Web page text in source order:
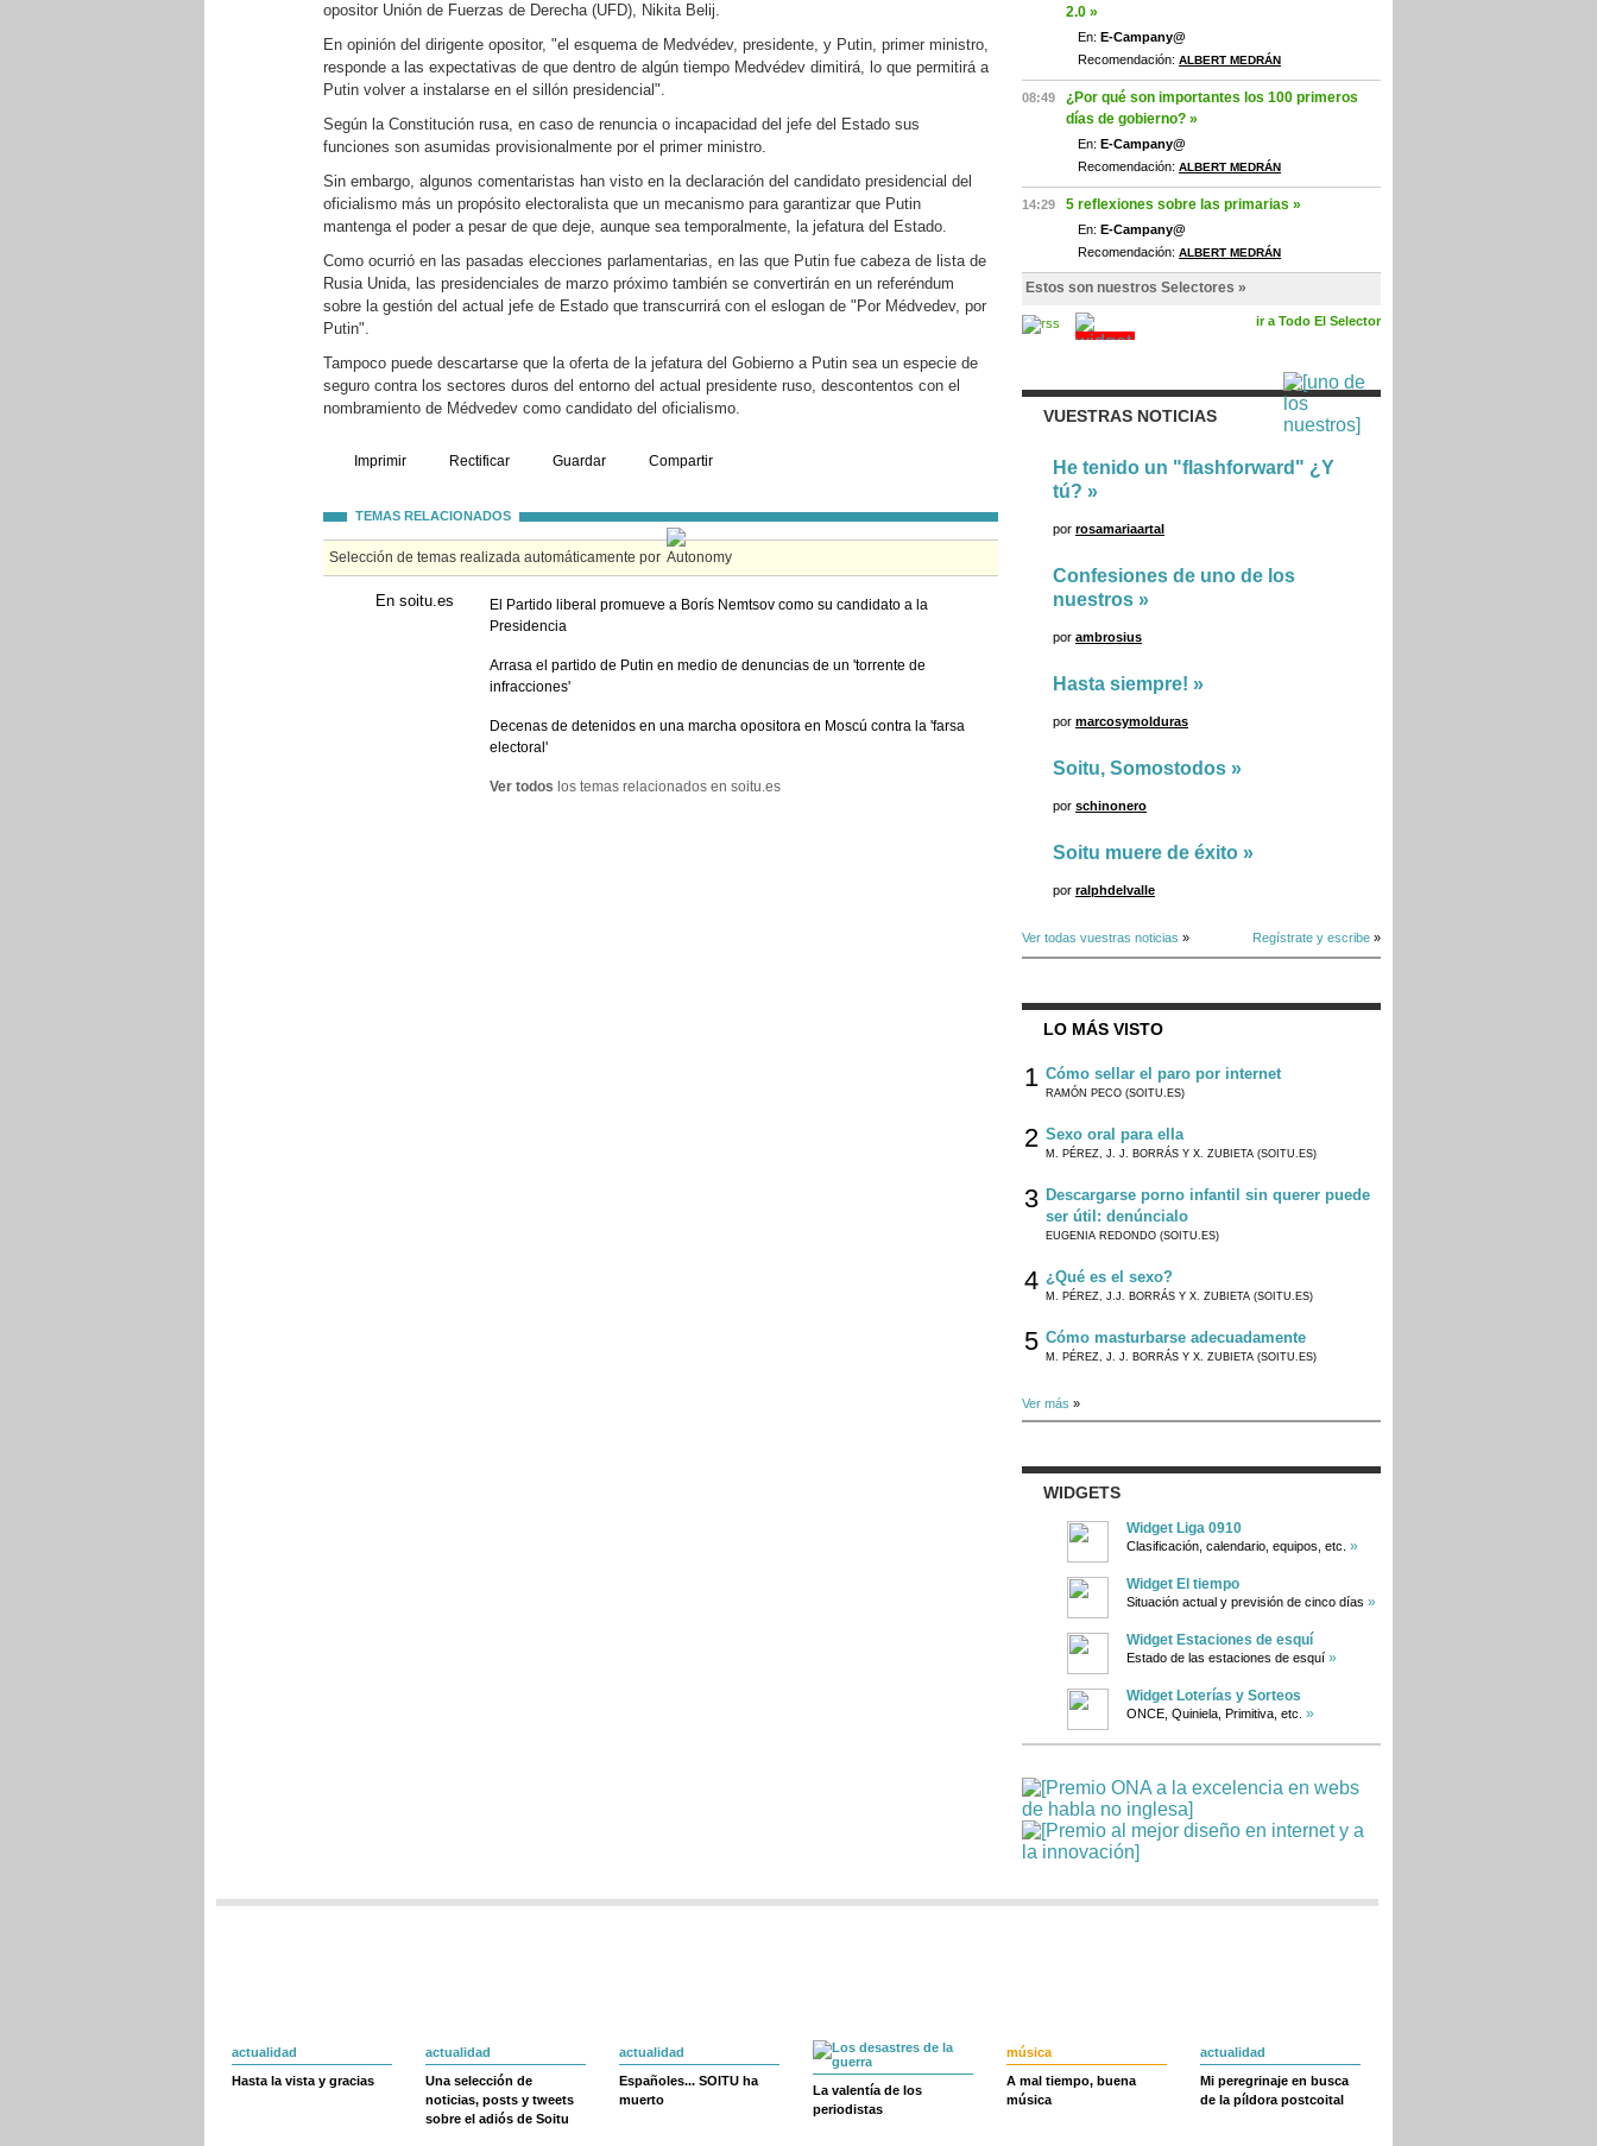
opositor Unión de Fuerzas de Derecha (UFD), Nikita Belij.
En opinión del dirigente opositor, "el esquema de Medvédev, presidente, y Putin, primer ministro,
responde a las expectativas de que dentro de algún tiempo Medvédev dimitirá, lo que permitirá a
Putin volver a instalarse en el sillón presidencial".
Según la Constitución rusa, en caso de renuncia o incapacidad del jefe del Estado sus
funciones son asumidas provisionalmente por el primer ministro.
Sin embargo, algunos comentaristas han visto en la declaración del candidato presidencial del
oficialismo más un propósito electoralista que un mecanismo para garantizar que Putin
mantenga el poder a pesar de que deje, aunque sea temporalmente, la jefatura del Estado.
Como ocurrió en las pasadas elecciones parlamentarias, en las que Putin fue cabeza de lista de
Rusia Unida, las presidenciales de marzo próximo también se convertirán en un referéndum
sobre la gestión del actual jefe de Estado que transcurrirá con el eslogan de "Por Médvedev, por
Putin".
Tampoco puede descartarse que la oferta de la jefatura del Gobierno a Putin sea un especie de
seguro contra los sectores duros del entorno del actual presidente ruso, descontentos con el
nombramiento de Médvedev como candidato del oficialismo.
Imprimir Rectificar Guardar Compartir
TEMAS RELACIONADOS
Selección de temas realizada automáticamente por
En soitu.es
El Partido liberal promueve a Borís Nemtsov como su candidato a la
Presidencia
Arrasa el partido de Putin en medio de denuncias de un 'torrente de
infracciones'
Decenas de detenidos en una marcha opositora en Moscú contra la 'farsa
electoral'
Ver todos los temas relacionados en soitu.es
2.0 »
En: E-Campany@
Recomendación: ALBERT MEDRÁN
08:49
¿Por qué son importantes los 100 primeros
días de gobierno? »
En: E-Campany@
Recomendación: ALBERT MEDRÁN
14:29 5 reflexiones sobre las primarias »
En: E-Campany@
Recomendación: ALBERT MEDRÁN
Estos son nuestros Selectores »
ir a Todo El Selector
VUESTRAS NOTICIAS
He tenido un "flashforward" ¿Y
tú? »
por rosamariaartal
Confesiones de uno de los
nuestros »
por ambrosius
Hasta siempre! »
por marcosymolduras
Soitu, Somostodos »
por schinonero
Soitu muere de éxito »
por ralphdelvalle
Ver todas vuestras noticias » Regístrate y escribe »
LO MÁS VISTO
1 Cómo sellar el paro por internet
RAMÓN PECO (SOITU.ES)
2 Sexo oral para ella
M. PÉREZ, J. J. BORRÁS Y X. ZUBIETA (SOITU.ES)
3 Descargarse porno infantil sin querer puede
ser útil: denúncialo
EUGENIA REDONDO (SOITU.ES)
4 ¿Qué es el sexo?
M. PÉREZ, J.J. BORRÁS Y X. ZUBIETA (SOITU.ES)
5 Cómo masturbarse adecuadamente
M. PÉREZ, J. J. BORRÁS Y X. ZUBIETA (SOITU.ES)
Ver más »
WIDGETS
Widget Liga 0910
Clasificación, calendario, equipos, etc. »
Widget El tiempo
Situación actual y previsión de cinco días »
Widget Estaciones de esquí
Estado de las estaciones de esquí »
Widget Loterías y Sorteos
ONCE, Quiniela, Primitiva, etc. »
actualidad
Hasta la vista y gracias
actualidad
Una selección de
noticias, posts y tweets
sobre el adiós de Soitu
actualidad
Españoles... SOITU ha
muerto
La valentía de los
periodistas
música
A mal tiempo, buena
música
actualidad
Mi peregrinaje en busca
de la píldora postcoital